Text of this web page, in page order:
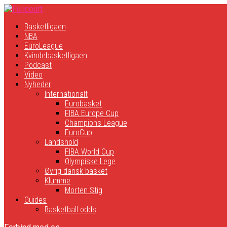
Basketligaen
NBA
EuroLeague
Kvindebasketligaen
Podcast
Video
Nyheder
Internationalt
Eurobasket
FIBA Europe Cup
Champions League
EuroCup
Landshold
FIBA World Cup
Olympiske Lege
Øvrig dansk basket
Klumme
Morten Stig
Guides
Basketball odds